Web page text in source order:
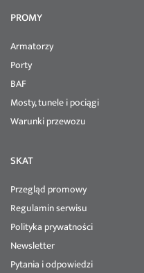
PROMY
Armatorzy
Porty
BAF
Mosty, tunele i pociągi
Warunki przewozu
SKAT
Przegląd promowy
Regulamin serwisu
Polityka prywatności
Newsletter
Pytania i odpowiedzi